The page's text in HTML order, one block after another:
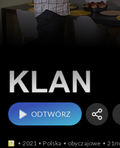
ODTWÓRZ
2021 Polska obyczajowe 21m